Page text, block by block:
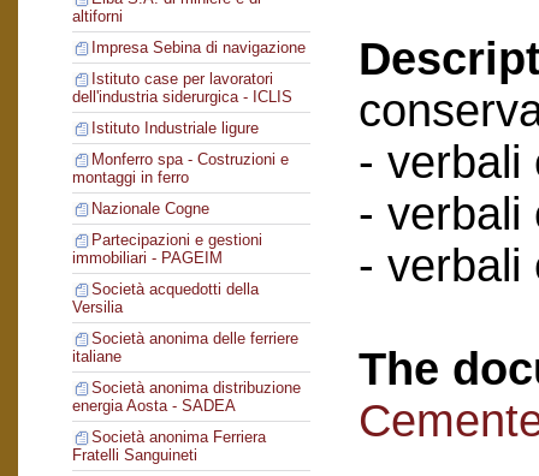
altiforni
Impresa Sebina di navigazione
Istituto case per lavoratori
dell'industria siderurgica - ICLIS
Istituto Industriale ligure
Monferro spa - Costruzioni e
montaggi in ferro
Nazionale Cogne
Partecipazioni e gestioni
immobiliari - PAGEIM
Società acquedotti della
Versilia
Società anonima delle ferriere
italiane
Società anonima distribuzione
energia Aosta - SADEA
Società anonima Ferriera
Fratelli Sanguineti
- verbali
- verbali
- verbali
The